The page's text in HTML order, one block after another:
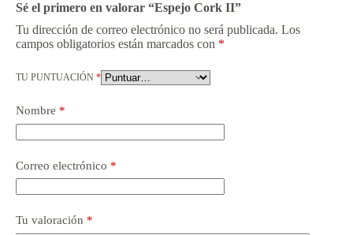
Sé el primero en valorar “Espejo Cork II”
Tu dirección de correo electrónico no será publicada. Los
campos obligatorios están marcados con *
TU PUNTUACIÓN *
Nombre *
Correo electrónico *
Tu valoración *